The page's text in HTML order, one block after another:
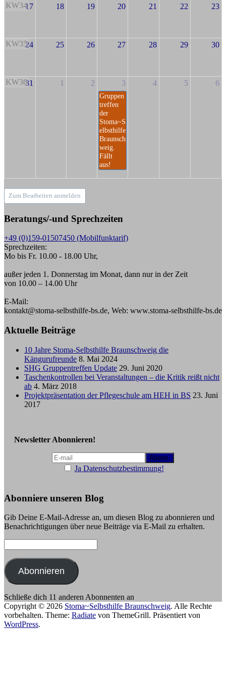
KW3417 18 19 20 21 22 23
KW3524 25 26 27 28 29 30
KW3631 1 2 3
Gruppen
treffen
der
Stoma~S
elbsthilfe
Braunsch
weig.
Fällt
aus!
4 5 6
Zum Bearbeiten anmelden
Beratungs/-und Sprechzeiten
+49 (0)159-01507450 (Mobilfunktarif)
Sprechzeiten:
Mo bis Fr. 10.00 - 18.00 Uhr,
außer jeden 1. Donnerstag im Monat, dann nur in der Zeit
von 10.00 – 14.00 Uhr
E-Mail:
kontakt@stoma-selbsthilfe-bs.de, Web: www.stoma-selbsthilfe-bs.de
Aktuelle Beiträge
10 Jahre Stoma-Selbsthilfe Braunschweig die
Kängurufreunde 8. Mai 2024
SHG Gruppentreffen Update 29. Juni 2020
Taschenkontrollen bei Veranstaltungen – die Kritik reißt nicht
ab 4. März 2018
Projektpräsentation der Pflegeschule am HEH in BS 23. Juni
2017
Newsletter Abonnieren!
Ja Datenschutzbestimmung!
Abonniere unseren Blog
Gib Deine E-Mail-Adresse an, um diesen Blog zu abonnieren und
Benachrichtigungen über neue Beiträge via E-Mail zu erhalten.
Mail-
Adresse:
Abonnieren
Schließe dich 11 anderen Abonnenten an
Copyright © 2026 Stoma~Selbsthilfe Braunschweig. Alle Rechte
vorbehalten. Theme: Radiate von ThemeGrill. Präsentiert von
WordPress.